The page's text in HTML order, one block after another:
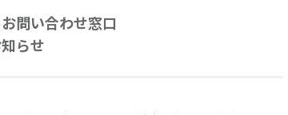
問い合わせ窓口
らせ